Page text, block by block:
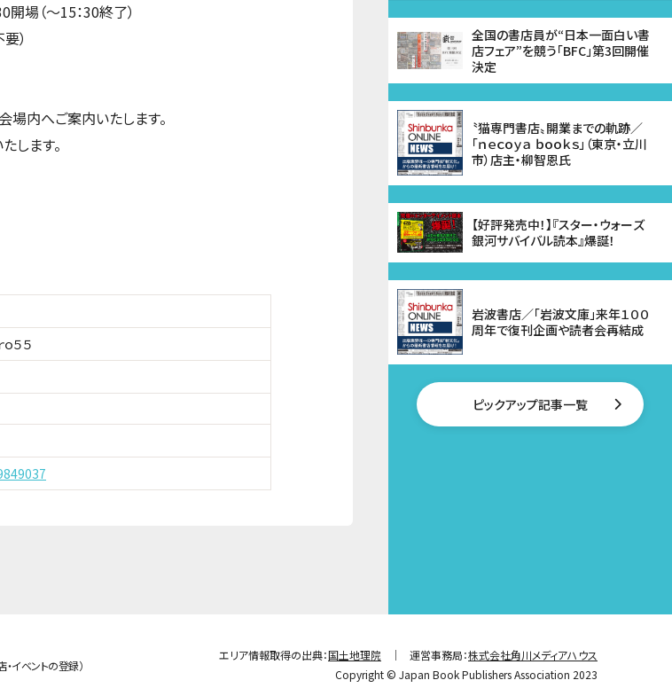
場（～15：30終了）
）
場内へご案内いたします。
します。
５５
全国の書店員が“日本一面白い書
店フェア”を競う「BFC」第3回開催
決定
〝猫専門書店〟開業までの軌跡／
「ｎｅｃｏｙａ ｂｏｏｋｓ」（東京・立川
市）店主・柳智恩氏
【好評発売中！】『スター・ウォーズ
銀河サバイバル読本』爆誕！
岩波書店／「岩波文庫」来年１００
周年で復刊企画や読者会再結成
ピックアップ記事一覧
・イベントの登録）
エリア情報取得の出典：国土地理院 運営事務局：株式会社角川メディアハウス
Copyright © Japan Book Publishers Association 2023